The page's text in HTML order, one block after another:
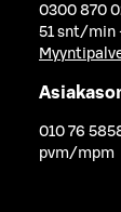
0300 870
51 snt/min
010 76
pvm/mpm